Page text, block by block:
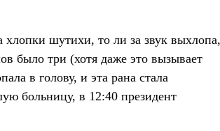
шутихи, то ли за звук выхлопа,
было три (хотя даже это вызывает
в голову, и эта рана стала
больницу, в 12:40 президент